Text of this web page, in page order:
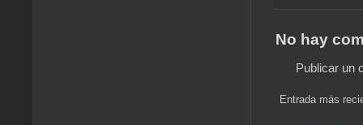
No hay
Publicar un
Entrada más